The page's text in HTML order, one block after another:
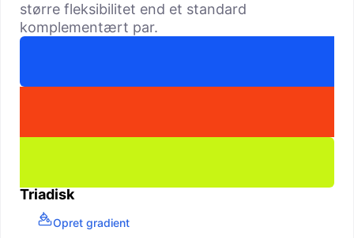
større fleksibilitet end et standard
komplementært par.
Triadisk
Opret gradient